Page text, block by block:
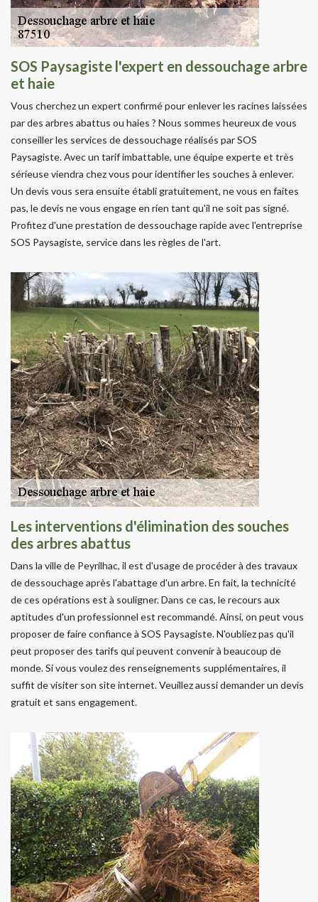
SOS Paysagiste l'expert en dessouchage arbre
et haie
Vous cherchez un expert confirmé pour enlever les racines laissées
par des arbres abattus ou haies ? Nous sommes heureux de vous
conseiller les services de dessouchage réalisés par SOS
Paysagiste. Avec un tarif imbattable, une équipe experte et très
sérieuse viendra chez vous pour identifier les souches à enlever.
Un devis vous sera ensuite établi gratuitement, ne vous en faites
pas, le devis ne vous engage en rien tant qu'il ne soit pas signé.
Profitez d'une prestation de dessouchage rapide avec l'entreprise
SOS Paysagiste, service dans les règles de l'art.
Les interventions d'élimination des souches
des arbres abattus
Dans la ville de Peyrilhac, il est d'usage de procéder à des travaux
de dessouchage après l'abattage d'un arbre. En fait, la technicité
de ces opérations est à souligner. Dans ce cas, le recours aux
aptitudes d'un professionnel est recommandé. Ainsi, on peut vous
proposer de faire confiance à SOS Paysagiste. N'oubliez pas qu'il
peut proposer des tarifs qui peuvent convenir à beaucoup de
monde. Si vous voulez des renseignements supplémentaires, il
suffit de visiter son site internet. Veuillez aussi demander un devis
gratuit et sans engagement.